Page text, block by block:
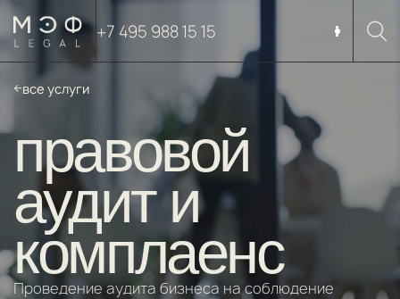
+7 495 988 15 15
все услуги
правовой
аудит и
комплаенс
Проведение аудита бизнеса на соблюдение